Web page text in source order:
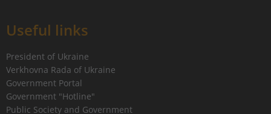
Useful links
President of Ukraine
Verkhovna Rada of Ukraine
Government Portal
Government "Hotline"
Public Society and Government